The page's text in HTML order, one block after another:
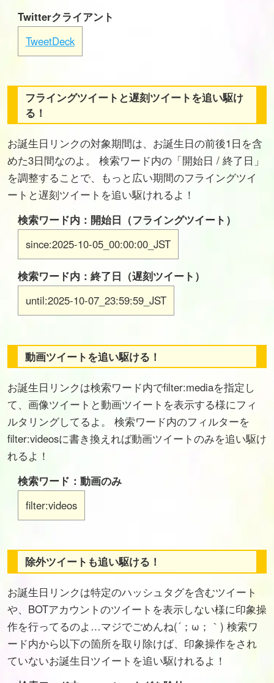
Twitterクライアント
TweetDeck
フライングツイートと遅刻ツイートを追い駆け
る！
お誕生日リンクの対象期間は、お誕生日の前後1日を含
めた3日間なのよ。 検索ワード内の「開始日 / 終了日」
を調整することで、もっと広い期間のフライングツイ
ートと遅刻ツイートを追い駆けれるよ！
検索ワード内：開始日（フライングツイート）
since:2025-10-05_00:00:00_JST
検索ワード内：終了日（遅刻ツイート）
until:2025-10-07_23:59:59_JST
動画ツイートを追い駆ける！
お誕生日リンクは検索ワード内でfilter:mediaを指定し
て、画像ツイートと動画ツイートを表示する様にフィ
ルタリングしてるよ。 検索ワード内のフィルターを
filter:videosに書き換えれば動画ツイートのみを追い駆け
れるよ！
検索ワード：動画のみ
filter:videos
除外ツイートも追い駆ける！
お誕生日リンクは特定のハッシュタグを含むツイート
や、BOTアカウントのツイートを表示しない様に印象操
作を行ってるのよ…マジでごめんね(´；ω；｀) 検索ワ
ード内から以下の箇所を取り除けば、印象操作をされ
ていないお誕生日ツイートを追い駆けれるよ！